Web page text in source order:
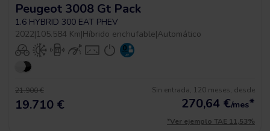
Peugeot 3008 Gt Pack
1.6 HYBRID 300 EAT PHEV
2022|105.584 Km|Híbrido enchufable|Automático
21.900 €
19.710 €
Sin entrada, 120 meses, desde
270,64 €/mes*
*Ver ejemplo TAE 11,53%